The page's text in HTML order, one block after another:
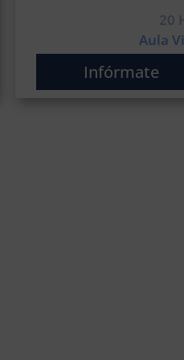
20
Aula
Infórmate